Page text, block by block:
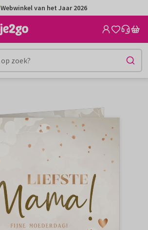
Webwinkel van het Jaar 2026